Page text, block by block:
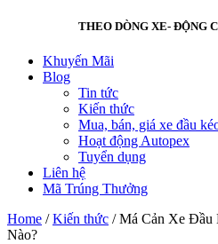
THEO DÒNG XE- ĐỘNG
Khuyến Mãi
Blog
Tin tức
Kiến thức
Mua, bán, giá xe đầu
Hoạt động Autopex
Tuyển dụng
Liên hệ
Mã Trúng Thưởng
Home / Kiến thức / Má Cản Xe Đầu
Nào?